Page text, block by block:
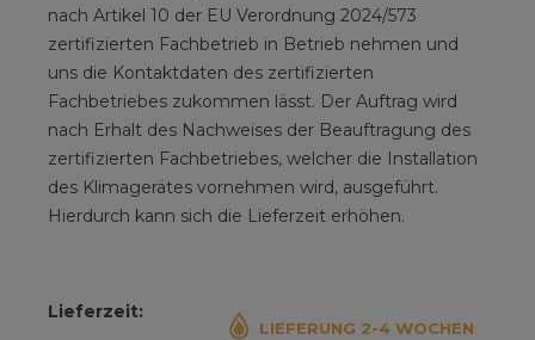
nach Artikel 10 der EU Verordnung 2024/573
zertifizierten Fachbetrieb in Betrieb nehmen und
uns die Kontaktdaten des zertifizierten
Fachbetriebes zukommen lässt. Der Auftrag wird
nach Erhalt des Nachweises der Beauftragung des
zertifizierten Fachbetriebes, welcher die Installation
des Klimagerätes vornehmen wird, ausgeführt.
Hierdurch kann sich die Lieferzeit erhöhen.
Lieferzeit:
LIEFERUNG 2-4 WOCHEN